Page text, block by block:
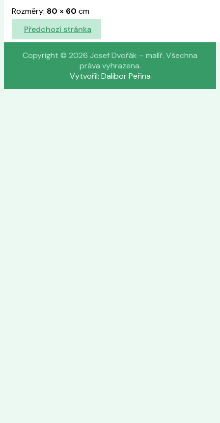
Rozměry: 80 × 60 cm
Předchozí stránka
Copyright © 2026 Josef Dvořák – malíř. Všechna
práva vyhrazena.
Vytvořil: Dalibor Peřina